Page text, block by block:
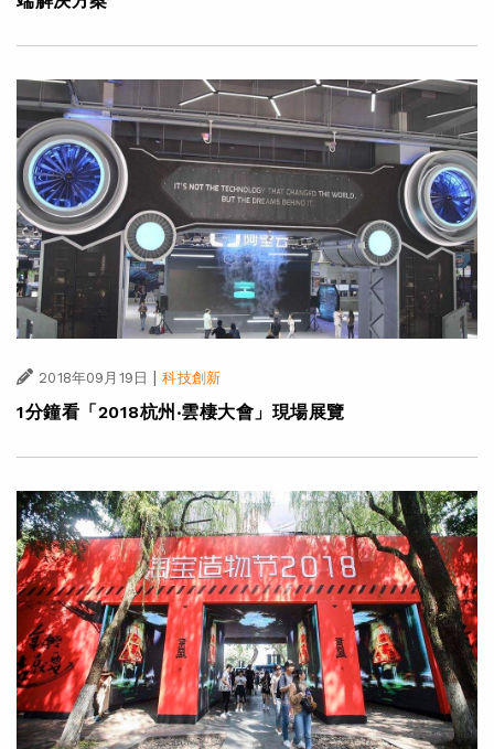
2018年09月19日 | 科技創新
1分鐘看「2018杭州‧雲棲大會」現場展覽